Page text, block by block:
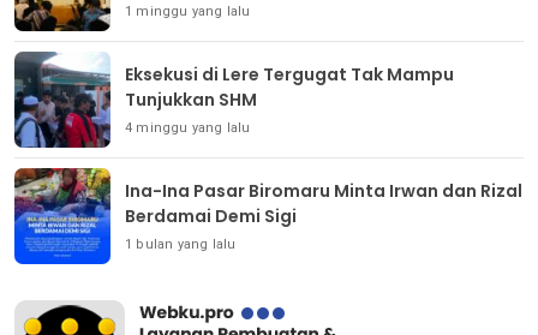
1 minggu yang lalu
Eksekusi di Lere Tergugat Tak Mampu
Tunjukkan SHM
4 minggu yang lalu
Ina-Ina Pasar Biromaru Minta Irwan dan Rizal
Berdamai Demi Sigi
1 bulan yang lalu